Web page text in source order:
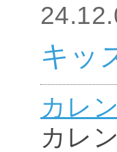
キッ
カレ
カレ